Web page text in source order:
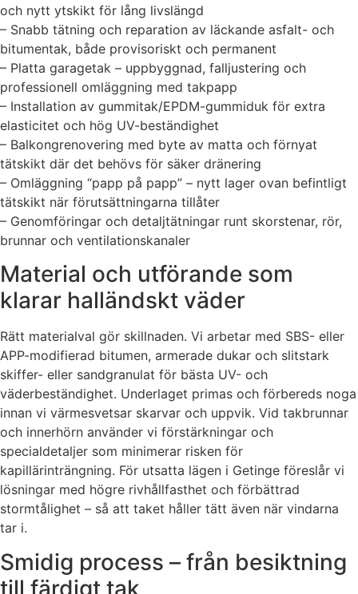
och nytt ytskikt för lång livslängd
– Snabb tätning och reparation av läckande asfalt- och
bitumentak, både provisoriskt och permanent
– Platta garagetak – uppbyggnad, falljustering och
professionell omläggning med takpapp
– Installation av gummitak/EPDM-gummiduk för extra
elasticitet och hög UV-beständighet
– Balkongrenovering med byte av matta och förnyat
tätskikt där det behövs för säker dränering
– Omläggning “papp på papp” – nytt lager ovan befintligt
tätskikt när förutsättningarna tillåter
– Genomföringar och detaljtätningar runt skorstenar, rör,
brunnar och ventilationskanaler
Material och utförande som
klarar halländskt väder
Rätt materialval gör skillnaden. Vi arbetar med SBS- eller
APP-modifierad bitumen, armerade dukar och slitstark
skiffer- eller sandgranulat för bästa UV- och
väderbeständighet. Underlaget primas och förbereds noga
innan vi värmesvetsar skarvar och uppvik. Vid takbrunnar
och innerhörn använder vi förstärkningar och
specialdetaljer som minimerar risken för
kapillärinträngning. För utsatta lägen i Getinge föreslår vi
lösningar med högre rivhållfasthet och förbättrad
stormtålighet – så att taket håller tätt även när vindarna
tar i.
Smidig process – från besiktning
till färdigt tak